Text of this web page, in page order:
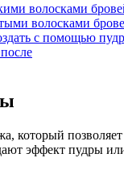
волосками
волосками
с помощью
эффект пудры